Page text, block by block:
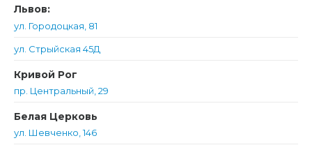
Львов:
ул. Городоцкая, 81
ул. Стрыйская 45Д
Кривой Рог
пр. Центральный, 29
Белая Церковь
ул. Шевченко, 146